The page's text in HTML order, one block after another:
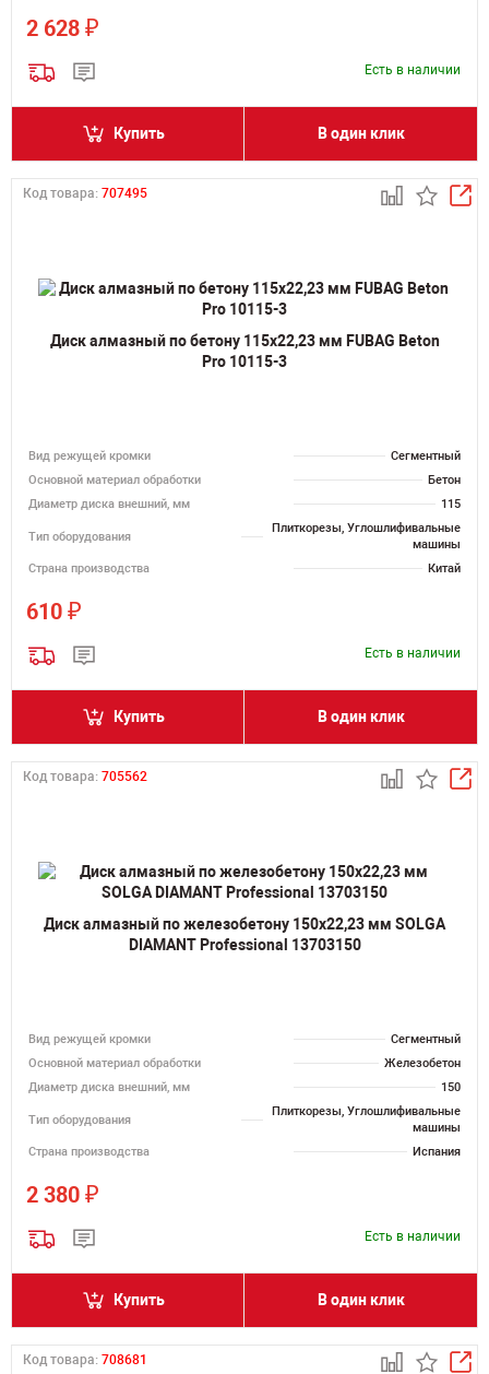
2 628 ₽
Есть в наличии
Купить В один клик
Код товара: 707495
Диск алмазный по бетону 115х22,23 мм FUBAG Beton
Pro 10115-3
Вид режущей кромки
Сегментный
Основной материал обработки
Бетон
Диаметр диска внешний, мм
115
Тип оборудования
Плиткорезы, Углошлифивальные
машины
Страна производства
Китай
610 ₽
Есть в наличии
Купить В один клик
Код товара: 705562
Диск алмазный по железобетону 150х22,23 мм SOLGA
DIAMANT Professional 13703150
Вид режущей кромки
Сегментный
Основной материал обработки
Железобетон
Диаметр диска внешний, мм
150
Тип оборудования
Плиткорезы, Углошлифивальные
машины
Страна производства
Испания
2 380 ₽
Есть в наличии
Купить В один клик
Код товара: 708681